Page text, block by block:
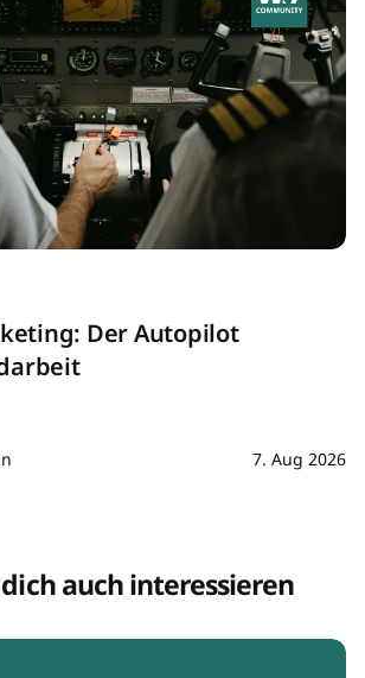
Der Autopilot
7. Aug 2026
auch interessieren